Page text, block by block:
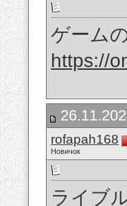
ゲーム
https://
rofapah168
Новичок
ライブ